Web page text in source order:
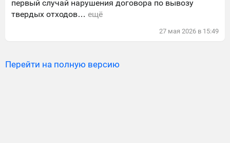
первый случай нарушения договора по вывозу
твердых отходов… ещё
27 мая 2026 в 15:49
Перейти на полную версию